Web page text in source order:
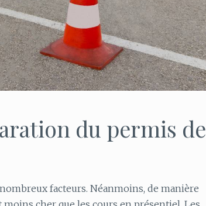
du permis de
facteurs. Néanmoins, de manière